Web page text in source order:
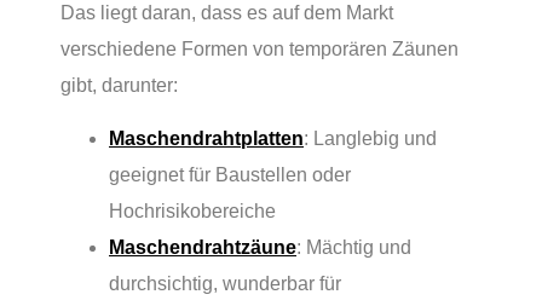
Das liegt daran, dass es auf dem Markt
verschiedene Formen von temporären Zäunen
gibt, darunter:
Maschendrahtplatten: Langlebig und
geeignet für Baustellen oder
Hochrisikobereiche
Maschendrahtzäune: Mächtig und
durchsichtig, wunderbar für